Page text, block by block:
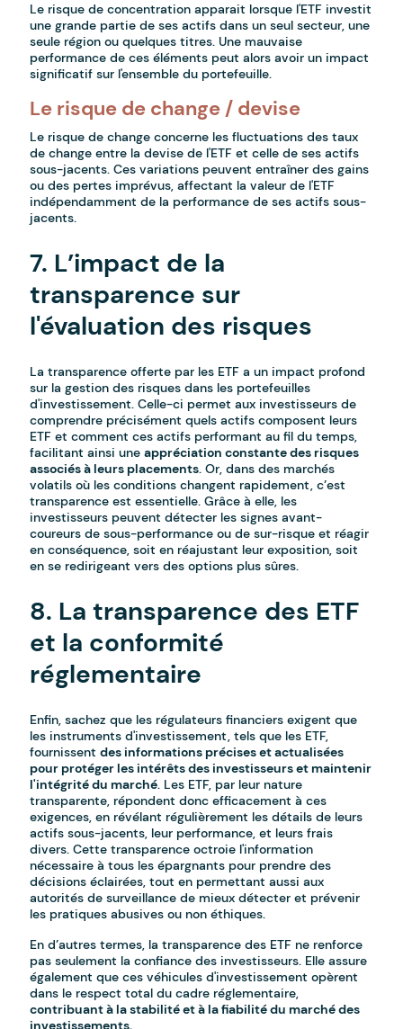
Le risque de concentration apparait lorsque l'ETF investit
une grande partie de ses actifs dans un seul secteur, une
seule région ou quelques titres. Une mauvaise
performance de ces éléments peut alors avoir un impact
significatif sur l'ensemble du portefeuille.
Le risque de change / devise
Le risque de change concerne les fluctuations des taux
de change entre la devise de l'ETF et celle de ses actifs
sous-jacents. Ces variations peuvent entraîner des gains
ou des pertes imprévus, affectant la valeur de l'ETF
indépendamment de la performance de ses actifs sous-
jacents.
7. L’impact de la
transparence sur
l'évaluation des risques
La transparence offerte par les ETF a un impact profond
sur la gestion des risques dans les portefeuilles
d'investissement. Celle-ci permet aux investisseurs de
comprendre précisément quels actifs composent leurs
ETF et comment ces actifs performant au fil du temps,
facilitant ainsi uneappréciation constante des risques
associés à leurs placements. Or, dans des marchés
volatils où les conditions changent rapidement, c’est
transparence est essentielle. Grâce à elle, les
investisseurs peuvent détecter les signes avant-
coureurs de sous-performance ou de sur-risque et réagir
en conséquence, soit en réajustant leur exposition, soit
en se redirigeant vers des options plus sûres.
8. La transparence des ETF
et la conformité
réglementaire
Enfin, sachez que les régulateurs financiers exigent que
les instruments d'investissement, tels que les ETF,
fournissentdes informations précises et actualisées
pour protéger les intérêts des investisseurs et maintenir
l'intégrité du marché. Les ETF, par leur nature
transparente, répondent donc efficacement à ces
exigences, en révélant régulièrement les détails de leurs
actifs sous-jacents, leur performance, et leurs frais
divers. Cette transparence octroie l'information
nécessaire à tous les épargnants pour prendre des
décisions éclairées, tout en permettant aussi aux
autorités de surveillance de mieux détecter et prévenir
les pratiques abusives ou non éthiques.
En d’autres termes, la transparence des ETF ne renforce
pas seulement la confiance des investisseurs. Elle assure
également que ces véhicules d'investissement opèrent
dans le respect total du cadre réglementaire,
contribuant à la stabilité et à la fiabilité du marché des
investissements.